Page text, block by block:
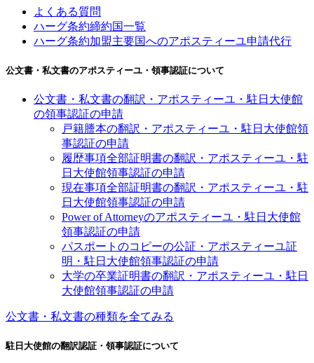
よくある質問
ハーグ条約締約国一覧
ハーグ条約加盟主要国へのアポスティーユ申請代行
公文書・私文書のアポスティーユ・領事認証について
公文書・私文書の翻訳・アポスティーユ・駐日大使館
の領事認証の申請
戸籍謄本の翻訳・アポスティーユ・駐日大使館領
事認証の申請
履歴事項全部証明書の翻訳・アポスティーユ・駐
日大使館領事認証の申請
現在事項全部証明書の翻訳・アポスティーユ・駐
日大使館領事認証の申請
Power of Attorneyのアポスティーユ・駐日大使館
領事認証の申請
パスポートのコピーの公証・アポスティーユ証
明・駐日大使館領事認証の申請
大学の卒業証明書の翻訳・アポスティーユ・駐日
大使館領事認証の申請
公文書・私文書の種類を全てみる
駐日大使館の翻訳認証・領事認証について